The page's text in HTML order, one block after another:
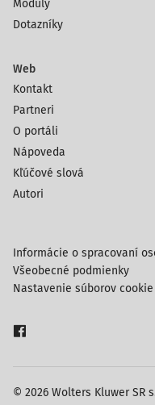
Moduly
Dotazníky
Web
Kontakt
Partneri
O portáli
Nápoveda
Kľúčové slová
Autori
© 2026 Wolters Kluwer SR
Informácie o spracovaní
Všeobecné podmienky
Nastavenie súborov cookie